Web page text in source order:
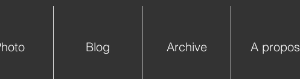
Blog Archive A propos